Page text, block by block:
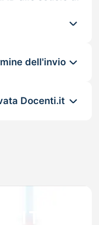
dell'invio
Docenti.it